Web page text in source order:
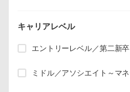
キャリアレベル
エントリーレベル／第二新卒
ミドル／アソシエイト～マ